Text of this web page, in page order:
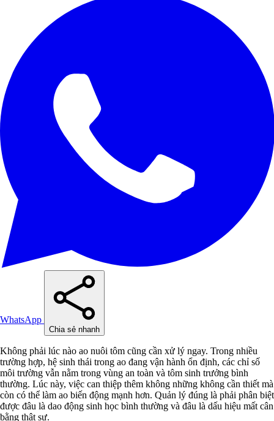
WhatsApp
Chia sẻ nhanh
Không phải lúc nào ao nuôi tôm cũng cần xử lý ngay. Trong nhiều
trường hợp, hệ sinh thái trong ao đang vận hành ổn định, các chỉ số
môi trường vẫn nằm trong vùng an toàn và tôm sinh trưởng bình
thường. Lúc này, việc can thiệp thêm không những không cần thiết mà
còn có thể làm ao biến động mạnh hơn. Quản lý đúng là phải phân biệt
được đâu là dao động sinh học bình thường và đâu là dấu hiệu mất cân
bằng thật sự.